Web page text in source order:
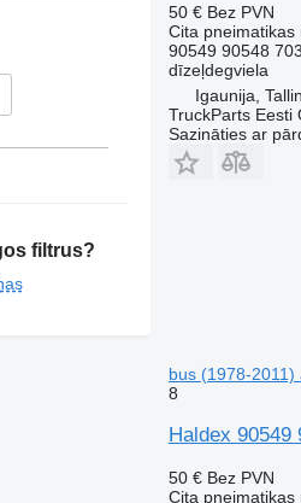
filtrus?
50 € Bez PVN
Cita pneimatikas
90549 90548
dīzeļdegviela
Igaunija,
TruckParts Eesti
Sazināties ar
bus (1978-2011)
8
Haldex 90549
50 € Bez PVN
Cita pneimatikas